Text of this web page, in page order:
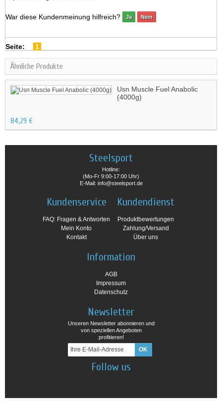
War diese Kundenmeinung hilfreich? Ja Nein
Seite: 1
Ähnliche Produkte
Usn Muscle Fuel Anabolic
(4000g)
84,29 €
Steelsport
Hotline:
(Mo-Fr 9:00-17:00 Uhr)
E-Mail: info@steelsport.de
Kundenservice
FAQ: Fragen & Antworten
Mein Konto
Kontakt
Kundendienst
Produktbewertungen
Zahlung/Versand
Über uns
Information
AGB
Impressum
Datenschutz
Newsletter
Unseren Newsletter abonnieren und
von speziellen Angeboten
profitieren!
Follow us